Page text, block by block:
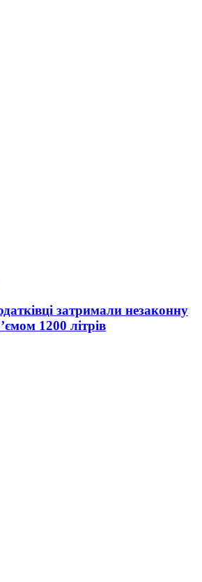
затримали незаконну
1200 літрів